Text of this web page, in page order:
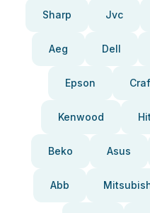
Sharp Jvc
Aeg Dell
Epson
Kenwood
Beko Asus
Abb